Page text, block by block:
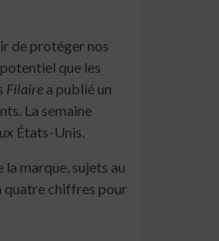
de protéger nos
que les
Filaire a publié un
La semaine
États-Unis.
marque, sujets au
quatre chiffres pour